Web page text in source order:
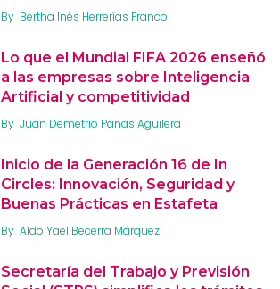
By Bertha Inés Herrerías Franco
Lo que el Mundial FIFA 2026 enseñó
a las empresas sobre Inteligencia
Artificial y competitividad
By Juan Demetrio Panas Aguilera
Inicio de la Generación 16 de In
Circles: Innovación, Seguridad y
Buenas Prácticas en Estafeta
By Aldo Yael Becerra Márquez
Secretaría del Trabajo y Previsión